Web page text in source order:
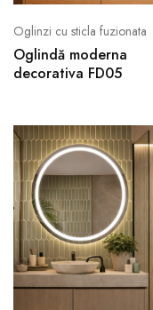
Oglinzi cu sticla fuzionata
Oglindă moderna
decorativa FD05